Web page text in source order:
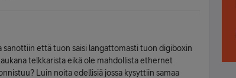
että tuon saisi langattomasti tuon digiboxin
telkkarista eikä ole mahdollista ethernet
Luin noita edellisiä jossa kysyttiin samaa